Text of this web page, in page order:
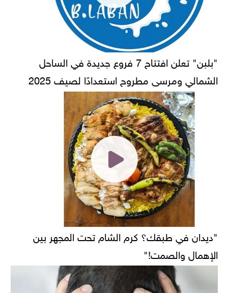
"بلبن" تعلن افتتاح 7 فروع جديدة في الساحل
الشمالي ومرسى مطروح استعدادًا لصيف 2025
"ديدان في طبقك؟ كرم الشام تحت المجهر بين
الإهمال والصمت!"